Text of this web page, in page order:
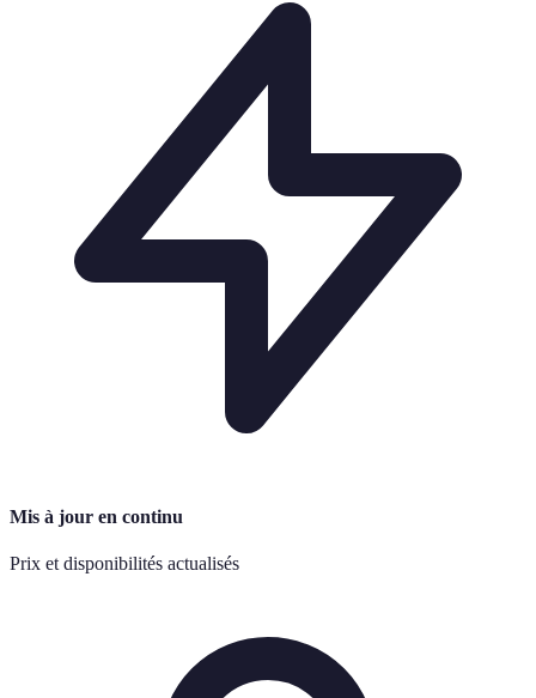
Mis à jour en continu
Prix et disponibilités actualisés